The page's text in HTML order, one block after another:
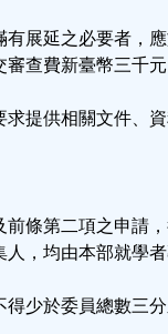
展延之必要者，
審查費新臺幣三千
提供相關文件、
條第二項之申請
，均由本部就學
少於委員總數三